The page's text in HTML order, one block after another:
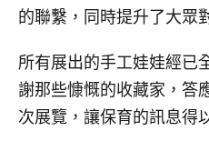
的聯繫，同時提升了大眾
所有展出的手工娃娃經已
謝那些慷慨的收藏家，答
次展覽，讓保育的訊息得